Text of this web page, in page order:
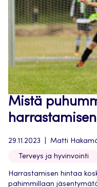
Mistä
29.11.2023 Matti
Terveys ja hyvinvointi
Harrastamisen hintaa
pahimmillaan